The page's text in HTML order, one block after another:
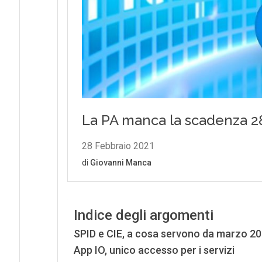
Indice degli argomenti
SPID e CIE, a cosa servono da marzo
App IO, unico accesso per i servizi